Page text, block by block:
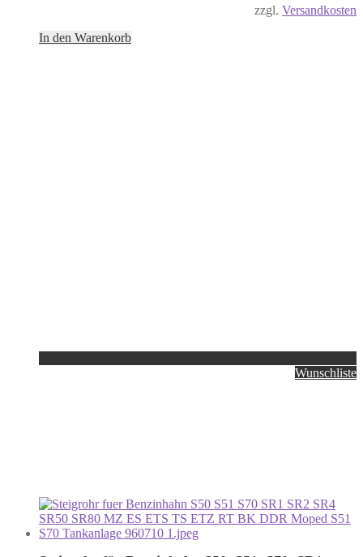
zzgl. Versandkosten
In den Warenkorb
Wunschliste